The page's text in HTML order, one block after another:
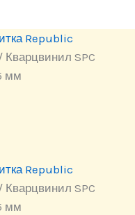
Republic
Кварцвинил SPC
мм
Republic
Кварцвинил SPC
мм